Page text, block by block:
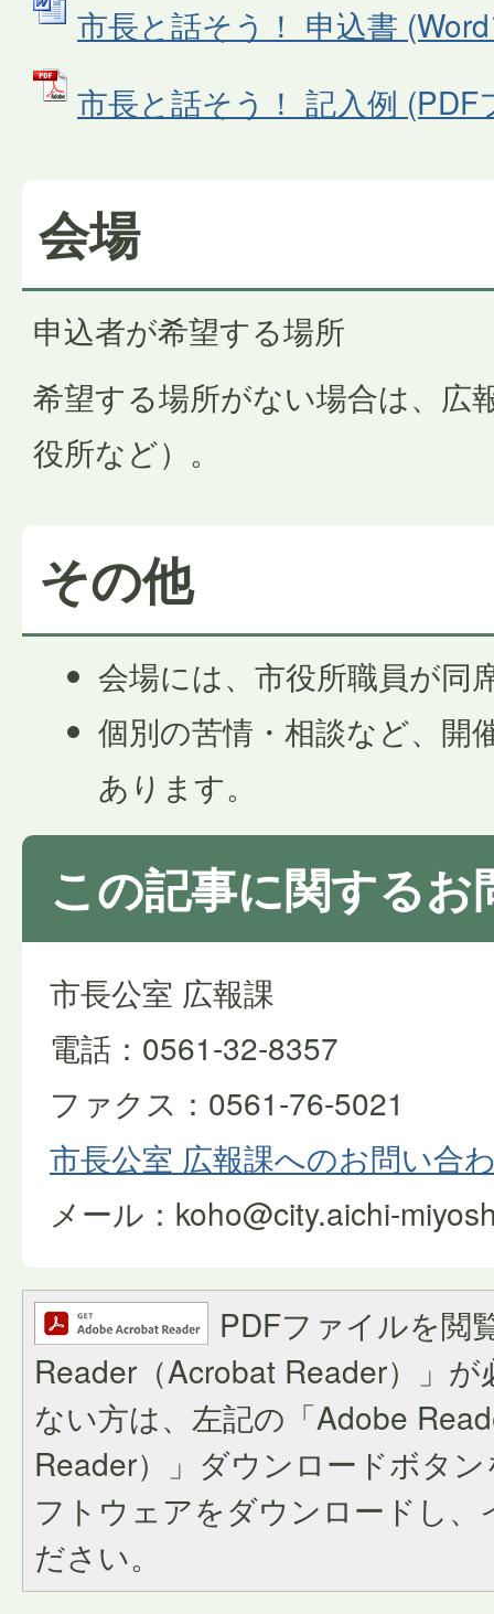
市長と話そう！ 申込書
市長と話そう！ 記入例
会場
申込者が希望する場所
希望する場所がない場合は、広
役所など）。
その他
会場には、市役所職員が同
個別の苦情・相談など、開
あります。
この記事に関するお
市長公室 広報課
電話：0561-32-8357
ファクス：0561-76-5021
市長公室 広報課へのお問い合
メール：koho@city.aichi-
PDFファイルを閲
Reader（Acrobat Reader）」
ない方は、左記の「Adobe
Reader）」ダウンロードボタ
フトウェアをダウンロードし
ださい。